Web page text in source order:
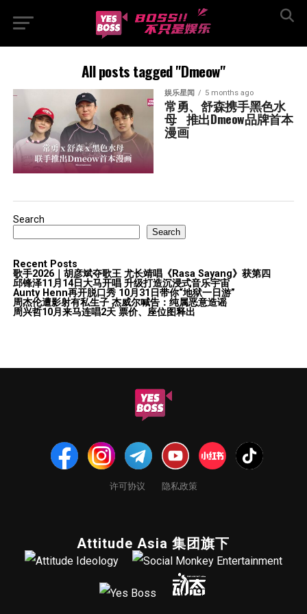
All posts tagged "Dmeow"
娱乐星闻 5 months ago
常勇、舒森携手黑色水
母   推出Dmeow品牌首本
漫画
Search
Search
Recent Posts
歌手2026｜胡彦斌夺歌王 尤长靖唱《Rasa Sayang》获第四
邱锋泽11月14日大马开唱 升级打造沉浸式音乐宇宙
Aunty Henn再开脱口秀 10月31日带你“地狱一日游”
周杰伦遭影射有私生子 杰威尔喊告：纯属恶意造谣
周兴哲10月来马连唱2天 票价、座位图释出
许可协议 隐私政策
Attitude Asia 集团旗下